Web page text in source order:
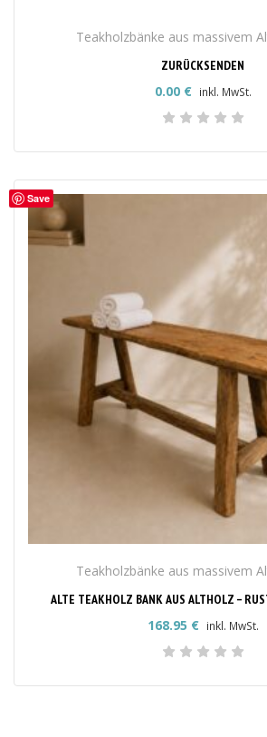
Teakholzbänke aus massivem
ZURÜCKSENDEN
0.00 € inkl. MwSt.
Save
Teakholzbänke aus massivem
ALTE TEAKHOLZ BANK AUS ALTHOLZ –
168.95 € inkl. MwSt.